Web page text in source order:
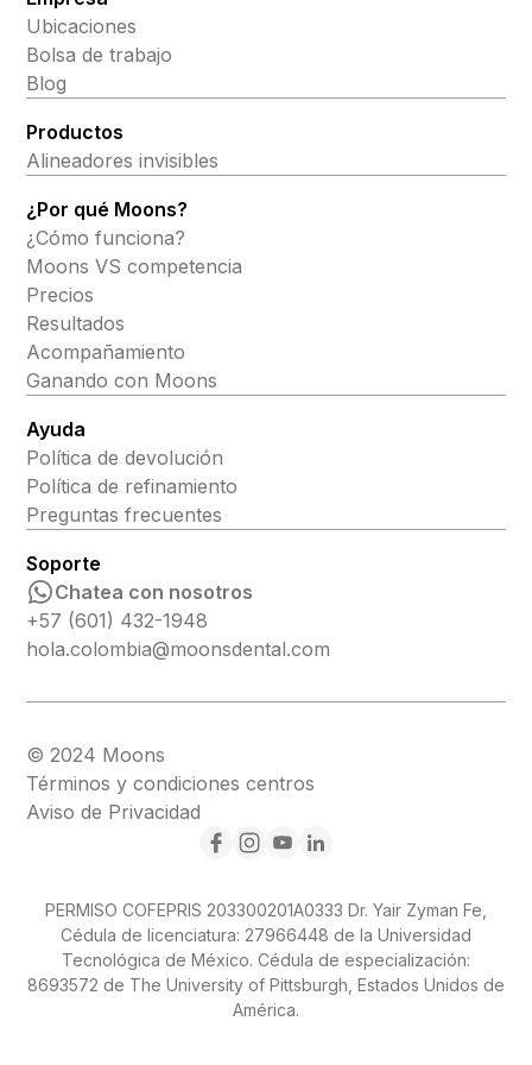
Ubicaciones
Bolsa de trabajo
Blog
Productos
Alineadores invisibles
¿Por qué Moons?
¿Cómo funciona?
Moons VS competencia
Precios
Resultados
Acompañamiento
Ganando con Moons
Ayuda
Política de devolución
Política de refinamiento
Preguntas frecuentes
Soporte
Chatea con nosotros
+57 (601) 432-1948
hola.colombia@moonsdental.com
© 2024 Moons
Términos y condiciones centros
Aviso de Privacidad
PERMISO COFEPRIS 203300201A0333 Dr. Yair Zyman Fe,
Cédula de licenciatura: 27966448 de la Universidad
Tecnológica de México. Cédula de especialización:
8693572 de The University of Pittsburgh, Estados Unidos de
América.